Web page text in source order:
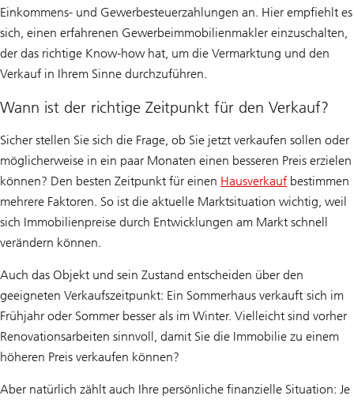
Einkommens- und Gewerbesteuerzahlungen an. Hier empfiehlt es
sich, einen erfahrenen Gewerbeimmobilienmakler einzuschalten,
der das richtige Know-how hat, um die Vermarktung und den
Verkauf in Ihrem Sinne durchzuführen.
Wann ist der richtige Zeitpunkt für den Verkauf?
Sicher stellen Sie sich die Frage, ob Sie jetzt verkaufen sollen oder
möglicherweise in ein paar Monaten einen besseren Preis erzielen
können? Den besten Zeitpunkt für einen Hausverkauf bestimmen
mehrere Faktoren. So ist die aktuelle Marktsituation wichtig, weil
sich Immobilienpreise durch Entwicklungen am Markt schnell
verändern können.
Auch das Objekt und sein Zustand entscheiden über den
geeigneten Verkaufszeitpunkt: Ein Sommerhaus verkauft sich im
Frühjahr oder Sommer besser als im Winter. Vielleicht sind vorher
Renovationsarbeiten sinnvoll, damit Sie die Immobilie zu einem
höheren Preis verkaufen können?
Aber natürlich zählt auch Ihre persönliche finanzielle Situation: Je